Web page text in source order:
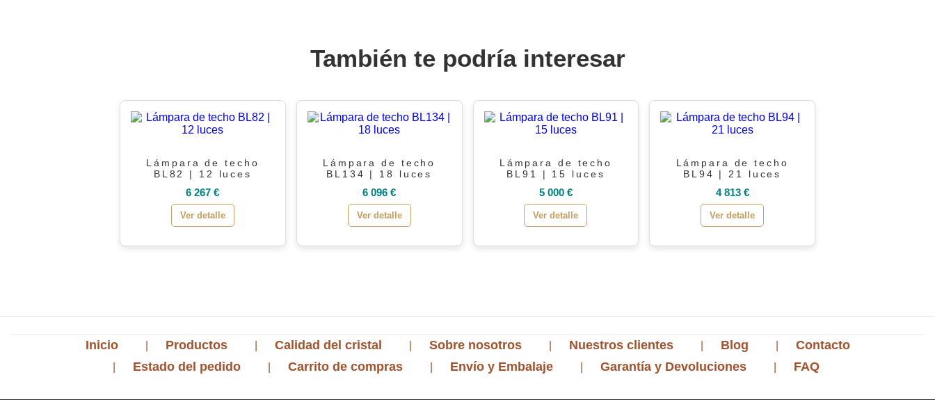
También te podría interesar
Lámpara de techo
BL82 | 12 luces
6 267 €
Ver detalle
Lámpara de techo
BL134 | 18 luces
6 096 €
Ver detalle
Lámpara de techo
BL91 | 15 luces
5 000 €
Ver detalle
Lámpara de techo
BL94 | 21 luces
4 813 €
Ver detalle
Inicio Productos Calidad del cristal Sobre nosotros Nuestros clientes Blog
Contacto
Estado del pedido
Carrito de compras Envío y Embalaje Garantía y Devoluciones FAQ